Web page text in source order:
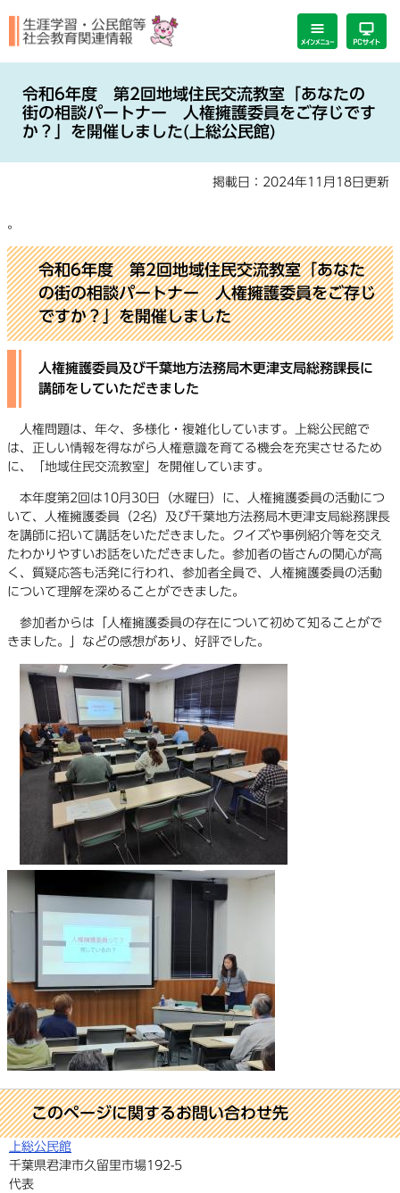
ジ
ュ
へ
令和6年度 第2回地域住民交流教室「あなたの
街の相談パートナー 人権擁護委員をご存じです
か？」を開催しました(上総公民館)
掲載日：2024年11月18日更新
。
令和6年度 第2回地域住民交流教室「あなた
の街の相談パートナー 人権擁護委員をご存じ
ですか？」を開催しました
人権擁護委員及び千葉地方法務局木更津支局総務課長に
講師をしていただきました
人権問題は、年々、多様化・複雑化しています。上総公民館で
は、正しい情報を得ながら人権意識を育てる機会を充実させるため
に、「地域住民交流教室」を開催しています。
本年度第2回は10月30日（水曜日）に、人権擁護委員の活動につ
いて、人権擁護委員（2名）及び千葉地方法務局木更津支局総務課長
を講師に招いて講話をいただきました。クイズや事例紹介等を交え
たわかりやすいお話をいただきました。参加者の皆さんの関心が高
く、質疑応答も活発に行われ、参加者全員で、人権擁護委員の活動
について理解を深めることができました。
参加者からは「人権擁護委員の存在について初めて知ることがで
きました。」などの感想があり、好評でした。
このページに関するお問い合わせ先
上総公民館
代表
千葉県君津市久留里市場192-5